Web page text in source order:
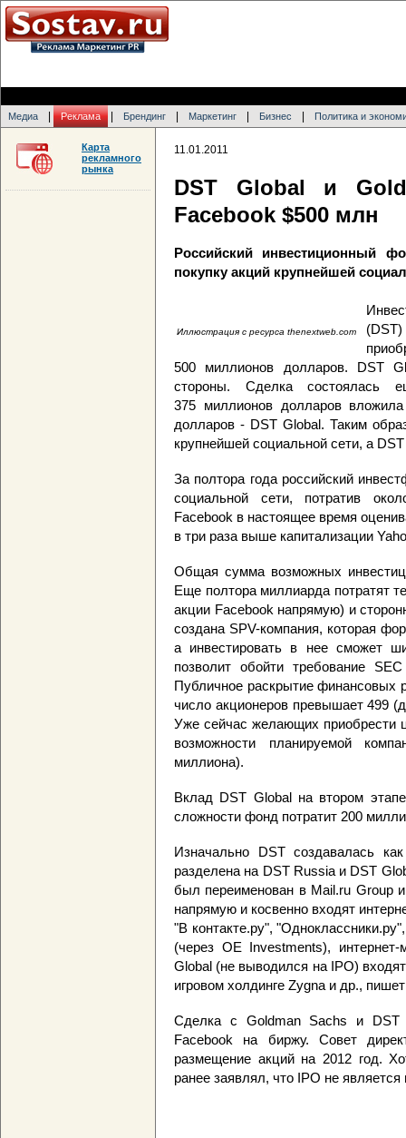
Медиа Реклама Брендинг Маркетинг Бизнес Политика и
11.01.2011
DST Global и
Facebook $500 млн
Российский инвестиционный
покупку акций крупнейшей
Иллюстрация с ресурса thenextweb.com
500 миллионов долларов. DST
стороны. Сделка состоялась
375 миллионов долларов
долларов - DST Global. Таким
крупнейшей социальной сети, а
За полтора года российский
социальной сети, потратив
Facebook в настоящее время
в три раза выше капитализации
Общая сумма возможных
Еще полтора миллиарда потратят
акции Facebook напрямую) и
создана SPV-компания, которая
а инвестировать в нее сможет
позволит обойти требование
Публичное раскрытие финансовых
число акционеров превышает 499
Уже сейчас желающих приобрести
возможности планируемой
миллиона).
Вклад DST Global на втором
сложности фонд потратит 200
Изначально DST создавалась
разделена на DST Russia и DST
был переименован в Mail.ru Group
напрямую и косвенно входят
"В контакте.ру",
(через OE Investments),
Global (не выводился на IPO)
игровом холдинге Zygna и др.,
Сделка с Goldman Sachs и DST
Facebook на биржу. Cовет
размещение акций на 2012 год.
ранее заявлял, что IPO не
Карта
рекламного
рынка